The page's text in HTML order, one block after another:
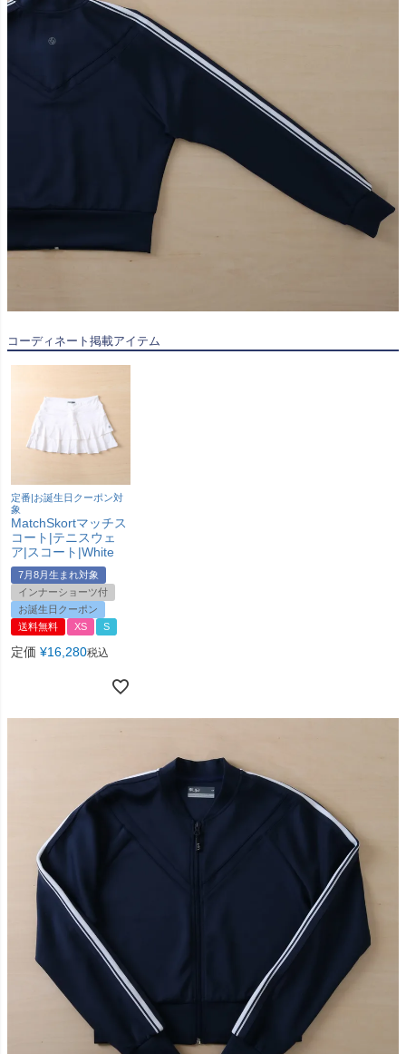
コーディネート掲載アイテム
定番|お誕生日クーポン対
象
MatchSkortマッチス
コート|テニスウェ
ア|スコート|White
7月8月生まれ対象
インナーショーツ付
お誕生日クーポン
送料無料
XS S
定価 ¥16,280税込